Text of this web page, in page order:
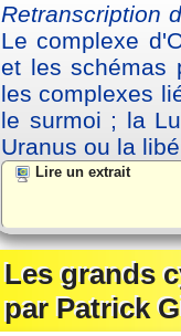
Retranscription
Le complexe
et les schémas
les complexes
le surmoi ; la
Uranus ou la
Lire un extrait
Les grands
par Patrick